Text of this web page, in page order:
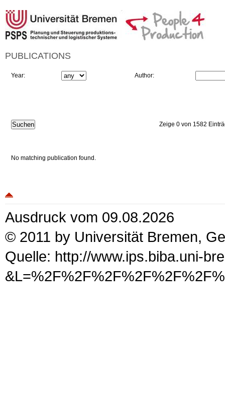
PUBLICATIONS
Year: Author:
Zeige 0 von 1582
No matching publication found.
Ausdruck vom 09.08.2026
© 2011 by Universität Bremen,
Quelle: http://www.ips.biba.uni-